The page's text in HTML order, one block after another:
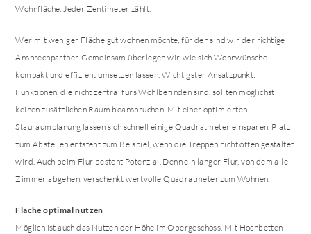
Wohnfläche. Jeder Zentimeter zählt.
Wer mit weniger Fläche gut wohnen möchte, für den sind wir der richtige
Ansprechpartner. Gemeinsam überlegen wir, wie sich Wohnwünsche
kompakt und effizient umsetzen lassen. Wichtigster Ansatzpunkt:
Funktionen, die nicht zentral fürs Wohlbefinden sind, sollten möglichst
keinen zusätzlichen Raum beanspruchen. Mit einer optimierten
Stauraumplanung lassen sich schnell einige Quadratmeter einsparen. Platz
zum Abstellen entsteht zum Beispiel, wenn die Treppen nicht offen gestaltet
wird. Auch beim Flur besteht Potenzial. Denn ein langer Flur, von dem alle
Zimmer abgehen, verschenkt wertvolle Quadratmeter zum Wohnen.
Fläche optimal nutzen
Möglich ist auch das Nutzen der Höhe im Obergeschoss. Mit Hochbetten